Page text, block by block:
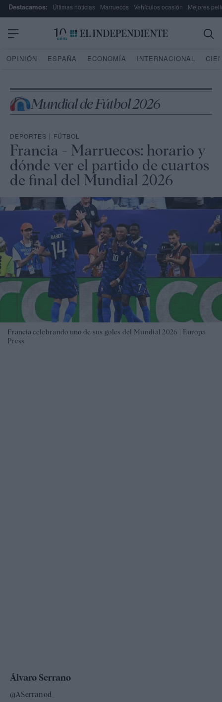
Destacamos: Últimas noticias Marruecos Vehículos ocasión Mejores
OPINIÓN ESPAÑA ECONOMÍA INTERNACIONAL
Mundial de Fútbol 2026
DEPORTES | FÚTBOL
Francia - Marruecos: horario y
dónde ver el partido de cuartos
de final del Mundial 2026
Francia celebrando uno de sus goles del Mundial 2026 | Europa
Press
Álvaro Serrano
@ASerranod_